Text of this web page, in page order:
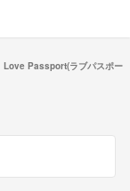
Love Passport(ラブパスポー